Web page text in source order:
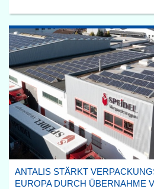
ANTALIS STÄRKT
EUROPA DURCH ÜBERNAHME